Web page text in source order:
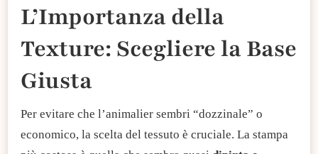
L’Importanza della
Texture: Scegliere la Base
Giusta
​Per evitare che l’animalier sembri “dozzinale” o
economico, la scelta del tessuto è cruciale. La stampa